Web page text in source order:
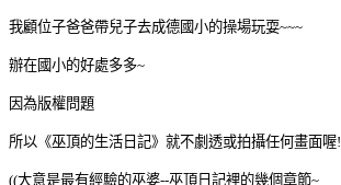
我顧位子爸爸帶兒子去成德國小的操場玩耍~~~
辦在國小的好處多多~
因為版權問題
所以《巫頂的生活日記》就不劇透或拍攝任何畫面喔!
((大意是最有經驗的巫婆--巫頂日記裡的幾個章節~